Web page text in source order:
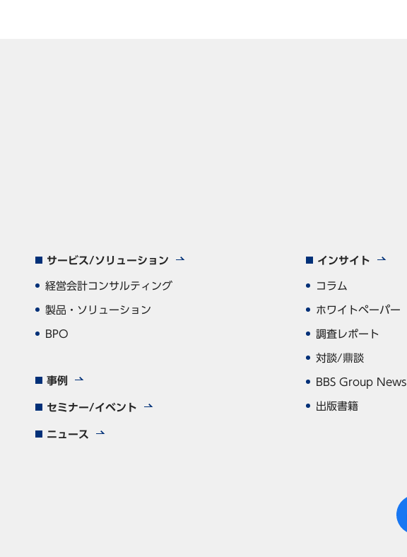
サービス/ソリューション
経営会計コンサルティング
製品・ソリューション
BPO
事例
セミナー/イベント
ニュース
インサイト
コラム
ホワイトペーパー
調査レポート
対談/鼎談
BBS Group News
出版書籍